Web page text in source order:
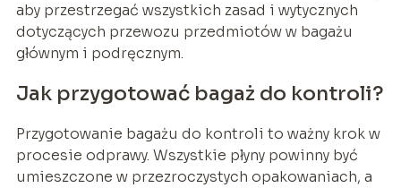
aby przestrzegać wszystkich zasad i wytycznych
dotyczących przewozu przedmiotów w bagażu
głównym i podręcznym.
Jak przygotować bagaż do kontroli?
Przygotowanie bagażu do kontroli to ważny krok w
procesie odprawy. Wszystkie płyny powinny być
umieszczone w przezroczystych opakowaniach, a